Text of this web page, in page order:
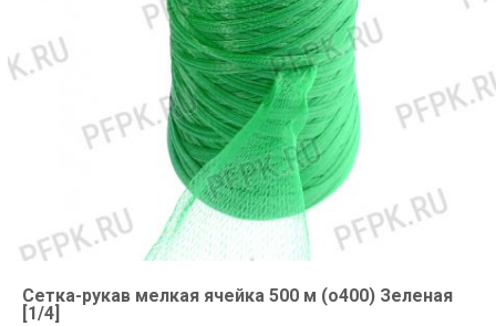
Сетка-рукав мелкая ячейка 500 м (о400) Зеленая
[1/4]